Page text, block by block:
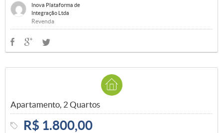
Inova Plataforma de
Integração Ltda
Revenda
Apartamento, 2 Quartos
R$ 1.800,00